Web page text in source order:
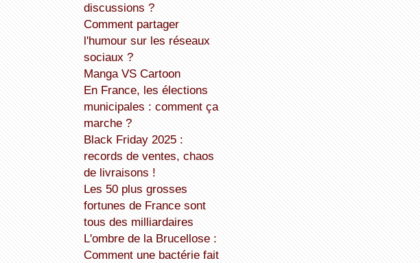
discussions ?
Comment partager
l'humour sur les réseaux
sociaux ?
Manga VS Cartoon
En France, les élections
municipales : comment ça
marche ?
Black Friday 2025 :
records de ventes, chaos
de livraisons !
Les 50 plus grosses
fortunes de France sont
tous des milliardaires
L'ombre de la Brucellose :
Comment une bactérie fait